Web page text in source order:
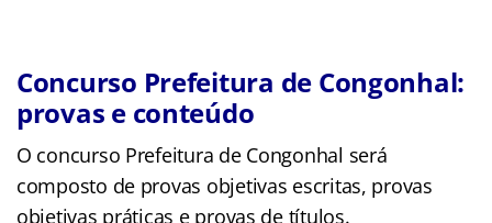
Concurso Prefeitura de Congonhal:
provas e conteúdo
O concurso Prefeitura de Congonhal será
composto de provas objetivas escritas, provas
objetivas práticas e provas de títulos.